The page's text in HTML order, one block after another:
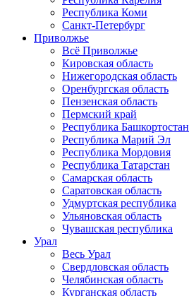
Республика Коми
Санкт-Петербург
Приволжье
Всё Приволжье
Кировская область
Нижегородская область
Оренбургская область
Пензенская область
Пермский край
Республика Башкортостан
Республика Марий Эл
Республика Мордовия
Республика Татарстан
Самарская область
Саратовская область
Удмуртская республика
Ульяновская область
Чувашская республика
Урал
Весь Урал
Свердловская область
Челябинская область
Курганская область